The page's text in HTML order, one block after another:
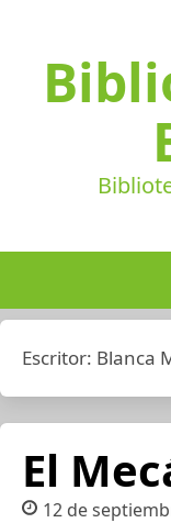
Escritor: Blanca
El
12 de